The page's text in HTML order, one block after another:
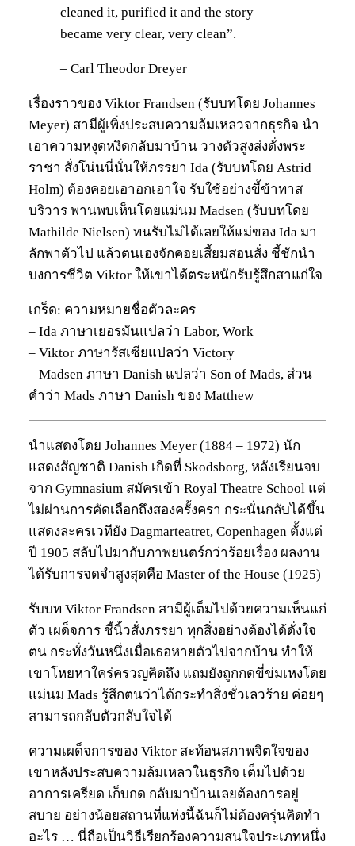
cleaned it, purified it and the story
became very clear, very clean”.
– Carl Theodor Dreyer
เรื่องราวของ Viktor Frandsen (รับบทโดย Johannes
Meyer) สามีผู้เพิ่งประสบความล้มเหลวจากธุรกิจ นำ
เอาความหงุดหงิดกลับมาบ้าน วางตัวสูงส่งดั่งพระ
ราชา สั่งโน่นนี่นั่นให้ภรรยา Ida (รับบทโดย Astrid
Holm) ต้องคอยเอาอกเอาใจ รับใช้อย่างขี้ข้าทาส
บริวาร พานพบเห็นโดยแม่นม Madsen (รับบทโดย
Mathilde Nielsen) ทนรับไม่ได้เลยให้แม่ของ Ida มา
ลักพาตัวไป แล้วตนเองจักคอยเสี้ยมสอนสั่ง ชี้ชักนำ
บงการชีวิต Viktor ให้เขาได้ตระหนักรับรู้สึกสาแก่ใจ
เกร็ด: ความหมายชื่อตัวละคร
– Ida ภาษาเยอรมันแปลว่า Labor, Work
– Viktor ภาษารัสเซียแปลว่า Victory
– Madsen ภาษา Danish แปลว่า Son of Mads, ส่วน
คำว่า Mads ภาษา Danish ของ Matthew
นำแสดงโดย Johannes Meyer (1884 – 1972) นัก
แสดงสัญชาติ Danish เกิดที่ Skodsborg, หลังเรียนจบ
จาก Gymnasium สมัครเข้า Royal Theatre School แต่
ไม่ผ่านการคัดเลือกถึงสองครั้งครา กระนั่นกลับได้ขึ้น
แสดงละครเวทียัง Dagmarteatret, Copenhagen ตั้งแต่
ปี 1905 สลับไปมากับภาพยนตร์กว่าร้อยเรื่อง ผลงาน
ได้รับการจดจำสูงสุดคือ Master of the House (1925)
รับบท Viktor Frandsen สามีผู้เต็มไปด้วยความเห็นแก่
ตัว เผด็จการ ชี้นิ้วสั่งภรรยา ทุกสิ่งอย่างต้องได้ดั่งใจ
ตน กระทั่งวันหนึ่งเมื่อเธอหายตัวไปจากบ้าน ทำให้
เขาโหยหาใคร่ครวญคิดถึง แถมยังถูกกดขี่ข่มเหงโดย
แม่นม Mads รู้สึกตนว่าได้กระทำสิ่งชั่วเลวร้าย ค่อยๆ
สามารถกลับตัวกลับใจได้
ความเผด็จการของ Viktor สะท้อนสภาพจิตใจของ
เขาหลังประสบความล้มเหลวในธุรกิจ เต็มไปด้วย
อาการเครียด เก็บกด กลับมาบ้านเลยต้องการอยู่
สบาย อย่างน้อยสถานที่แห่งนี้ฉันก็ไม่ต้องครุ่นคิดทำ
อะไร … นี่ถือเป็นวิธีเรียกร้องความสนใจประเภทหนึ่ง